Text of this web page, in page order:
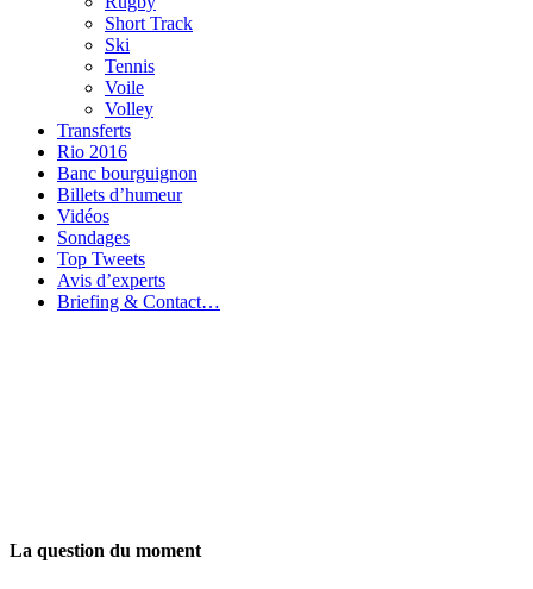
Short Track
Ski
Tennis
Voile
Volley
Transferts
Rio 2016
Banc bourguignon
Billets d’humeur
Vidéos
Sondages
Top Tweets
Avis d’experts
Briefing & Contact…
La question du moment